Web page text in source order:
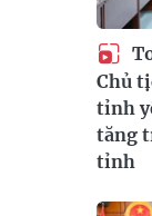
Chủ
tỉnh
tăng
tỉnh